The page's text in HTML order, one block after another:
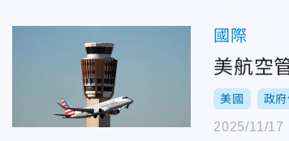
國際
美航空
美國 政
2025/11/17